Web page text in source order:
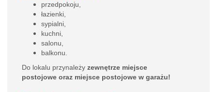
przedpokoju,
łazienki,
sypialni,
kuchni,
salonu,
balkonu.
Do lokalu przynależy zewnętrze miejsce
postojowe oraz miejsce postojowe w garażu!